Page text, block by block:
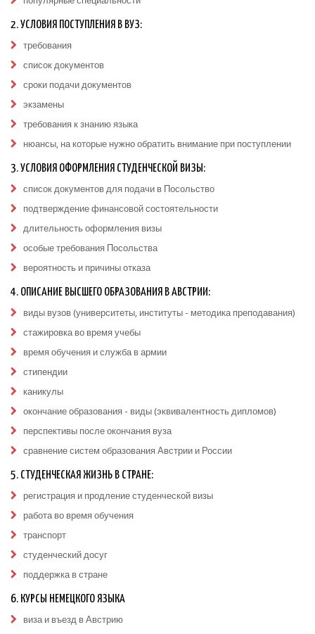
2. УСЛОВИЯ ПОСТУПЛЕНИЯ В ВУЗ:
требования
список документов
сроки подачи документов
экзамены
требования к знанию языка
нюансы, на которые нужно обратить внимание при поступлении
3. УСЛОВИЯ ОФОРМЛЕНИЯ СТУДЕНЧЕСКОЙ ВИЗЫ:
список документов для подачи в Посольство
подтверждение финансовой состоятельности
длительность оформления визы
особые требования Посольства
вероятность и причины отказа
4. ОПИСАНИЕ ВЫСШЕГО ОБРАЗОВАНИЯ В АВСТРИИ:
виды вузов (университеты, институты - методика преподавания)
стажировка во время учебы
время обучения и служба в армии
стипендии
каникулы
окончание образования - виды (эквивалентность дипломов)
перспективы после окончания вуза
сравнение систем образования Австрии и России
5. СТУДЕНЧЕСКАЯ ЖИЗНЬ В СТРАНЕ:
регистрация и продление студенческой визы
работа во время обучения
транспорт
студенческий досуг
поддержка в стране
6. КУРСЫ НЕМЕЦКОГО ЯЗЫКА
виза и въезд в Австрию